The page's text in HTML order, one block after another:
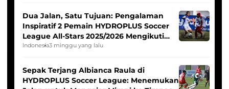
Dua Jalan, Satu Tujuan: Pengalaman
Inspiratif 2 Pemain HYDROPLUS Soccer
League All-Stars 2025/2026 Mengikuti
Seleksi Timnas Indonesia Putri
Indonesia3 minggu yang lalu
Sepak Terjang Albianca Raula di
HYDROPLUS Soccer League: Menemukan